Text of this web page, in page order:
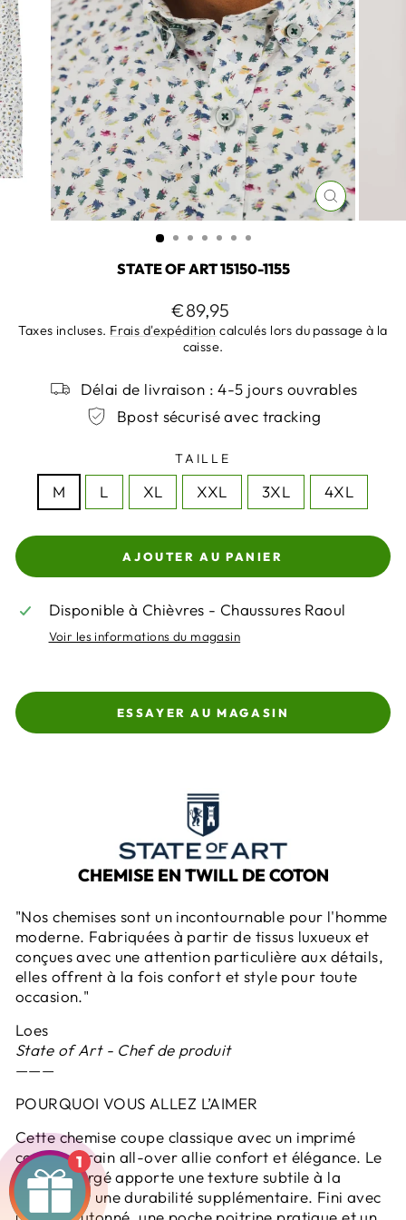
FERMER
(ESC)
STATE OF ART 15150-1155
Prix
régulier
€89,95
Taxes incluses. Frais d'expédition calculés lors du passage à la
caisse.
Délai de livraison : 4-5 jours ouvrables
Bpost sécurisé avec tracking
TAILLE
M L XL XXL 3XL 4XL
AJOUTER AU PANIER
Disponible à Chièvres - Chaussures Raoul
Voir les informations du magasin
ESSAYER AU MAGASIN
CHEMISE EN TWILL DE COTON
"Nos chemises sont un incontournable pour l'homme
moderne. Fabriquées à partir de tissus luxueux et
conçues avec une attention particulière aux détails,
elles offrent à la fois confort et style pour toute
occasion."
Loes
State of Art - Chef de produit
———
POURQUOI VOUS ALLEZ L’AIMER
Cette chemise coupe classique avec un imprimé
contemporain all-over allie confort et élégance. Le
tissu en sergé apporte une texture subtile à la
chemise et une durabilité supplémentaire. Fini avec
1